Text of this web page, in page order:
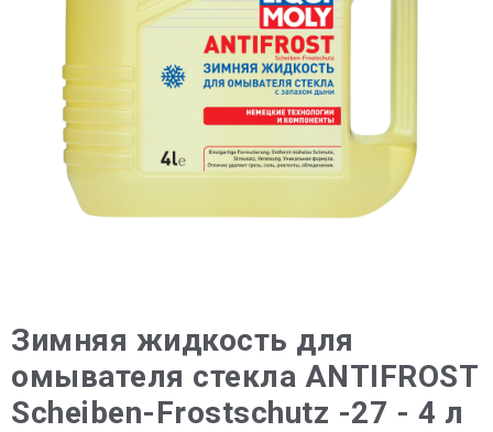
Зимняя жидкость для
омывателя стекла ANTIFROST
Scheiben-Frostschutz -27 - 4 л